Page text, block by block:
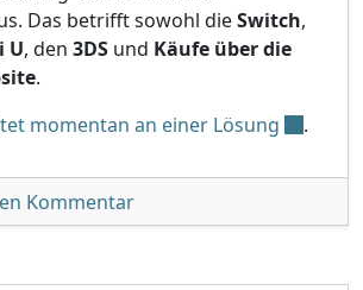
Das betrifft sowohl dieSwitch,
U, den 3DS und Käufe über die
.
momentan an einer Lösung .
Kommentarunter '[BEHOBEN]